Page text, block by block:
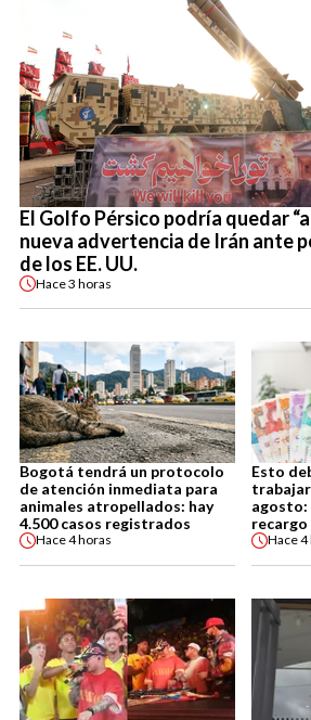
El Golfo Pérsico podría quedar
nueva advertencia de Irán ante
de los EE. UU.
Hace3 horas
Bogotá tendrá un protocolo
de atención inmediata para
animales atropellados: hay
4.500 casos registrados
Hace4 horas
Esto
agosto:
recargo
Hace4